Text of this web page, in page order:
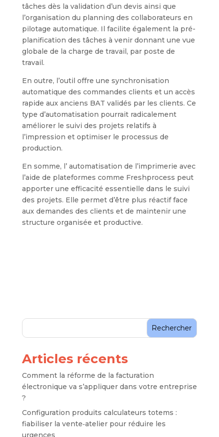
tâches dès la validation d’un devis ainsi que
l’organisation du planning des collaborateurs en
pilotage automatique. Il facilite également la pré-
planification des tâches à venir donnant une vue
globale de la charge de travail, par poste de
travail.
En outre, l’outil offre une synchronisation
automatique des commandes clients et un accès
rapide aux anciens BAT validés par les clients. Ce
type d’automatisation pourrait radicalement
améliorer le suivi des projets relatifs à
l’impression et optimiser le processus de
production.
En somme, l’ automatisation de l’imprimerie avec
l’aide de plateformes comme Freshprocess peut
apporter une efficacité essentielle dans le suivi
des projets. Elle permet d’être plus réactif face
aux demandes des clients et de maintenir une
structure organisée et productive.
Rechercher
Articles récents
Comment la réforme de la facturation
électronique va s’appliquer dans votre entreprise
?
Configuration produits calculateurs totems :
fiabiliser la vente‑atelier pour réduire les
urgences